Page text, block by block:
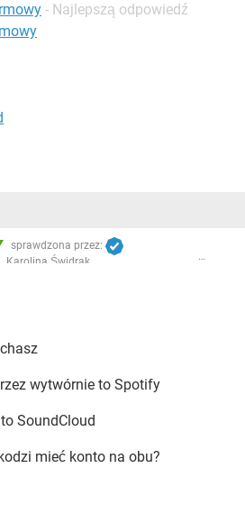
- Najlepszą odpowiedź
sprawdzona przez:
Karolina Świdrak
wytwórnie to Spotify
SoundCloud
mieć konto na obu?